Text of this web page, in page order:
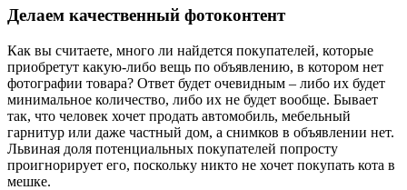
Делаем качественный фотоконтент
Как вы считаете, много ли найдется покупателей, которые
приобретут какую-либо вещь по объявлению, в котором нет
фотографии товара? Ответ будет очевидным – либо их будет
минимальное количество, либо их не будет вообще. Бывает
так, что человек хочет продать автомобиль, мебельный
гарнитур или даже частный дом, а снимков в объявлении нет.
Львиная доля потенциальных покупателей попросту
проигнорирует его, поскольку никто не хочет покупать кота в
мешке.